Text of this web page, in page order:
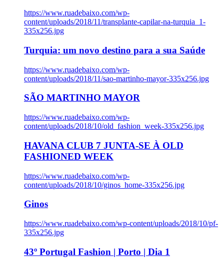
https://www.ruadebaixo.com/wp-
content/uploads/2018/11/transplante-capilar-na-turquia_1-
335x256.jpg
Turquia: um novo destino para a sua Saúde
https://www.ruadebaixo.com/wp-
content/uploads/2018/11/sao-martinho-mayor-335x256.jpg
SÃO MARTINHO MAYOR
https://www.ruadebaixo.com/wp-
content/uploads/2018/10/old_fashion_week-335x256.jpg
HAVANA CLUB 7 JUNTA-SE À OLD
FASHIONED WEEK
https://www.ruadebaixo.com/wp-
content/uploads/2018/10/ginos_home-335x256.jpg
Ginos
https://www.ruadebaixo.com/wp-content/uploads/2018/10/pf-
335x256.jpg
43º Portugal Fashion | Porto | Dia 1